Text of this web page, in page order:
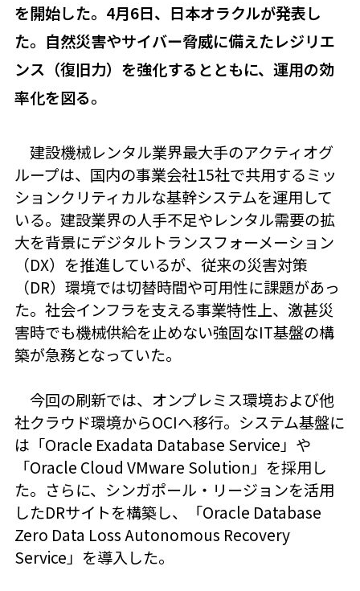
を開始した。4月6日、日本オラクルが発表し
た。自然災害やサイバー脅威に備えたレジリエ
ンス（復旧力）を強化するとともに、運用の効
率化を図る。
建設機械レンタル業界最大手のアクティオグ
ループは、国内の事業会社15社で共用するミッ
ションクリティカルな基幹システムを運用して
いる。建設業界の人手不足やレンタル需要の拡
大を背景にデジタルトランスフォーメーション
（DX）を推進しているが、従来の災害対策
（DR）環境では切替時間や可用性に課題があっ
た。社会インフラを支える事業特性上、激甚災
害時でも機械供給を止めない強固なIT基盤の構
築が急務となっていた。
今回の刷新では、オンプレミス環境および他
社クラウド環境からOCIへ移行。システム基盤に
は「Oracle Exadata Database Service」や
「Oracle Cloud VMware Solution」を採用し
た。さらに、シンガポール・リージョンを活用
したDRサイトを構築し、「Oracle Database
Zero Data Loss Autonomous Recovery
Service」を導入した。